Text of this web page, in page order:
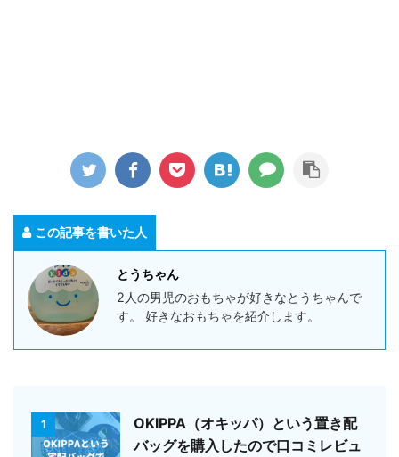
この記事を書いた人
とうちゃん
2人の男児のおもちゃが好きなとうちゃんで
す。 好きなおもちゃを紹介します。
1
OKIPPA（オキッパ）という置き配
バッグを購入したので口コミレビュ